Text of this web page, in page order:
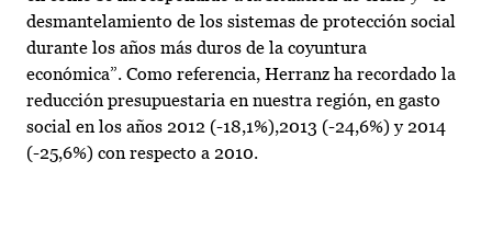
desmantelamiento de los sistemas de protección social
durante los años más duros de la coyuntura
económica”. Como referencia, Herranz ha recordado la
reducción presupuestaria en nuestra región, en gasto
social en los años 2012 (-18,1%),2013 (-24,6%) y 2014
(-25,6%) con respecto a 2010.